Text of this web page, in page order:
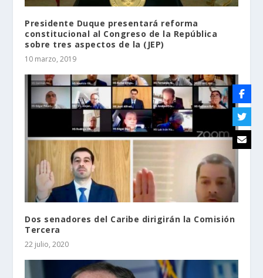
Presidente Duque presentará reforma
constitucional al Congreso de la República
sobre tres aspectos de la (JEP)
10 marzo, 2019
Dos senadores del Caribe dirigirán la Comisión
Tercera
22 julio, 2020